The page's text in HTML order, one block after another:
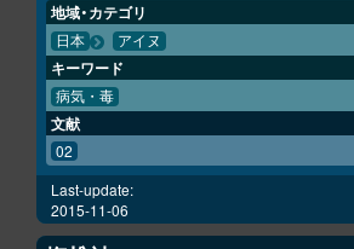
地域・カテゴリ
日本 アイヌ
キーワード
病気・毒
文献
02
Last-update:
2015-11-06